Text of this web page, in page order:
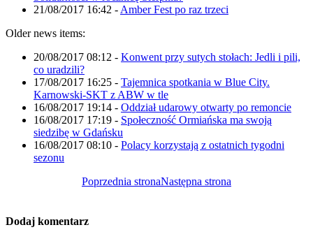
21/08/2017 16:42 - Amber Fest po raz trzeci
Older news items:
20/08/2017 08:12 - Konwent przy sutych stołach: Jedli i pili,
co uradzili?
17/08/2017 16:25 - Tajemnica spotkania w Blue City.
Karnowski-SKT z ABW w tle
16/08/2017 19:14 - Oddział udarowy otwarty po remoncie
16/08/2017 17:19 - Społeczność Ormiańska ma swoją
siedzibę w Gdańsku
16/08/2017 08:10 - Polacy korzystają z ostatnich tygodni
sezonu
Poprzednia stronaNastępna strona
Dodaj komentarz